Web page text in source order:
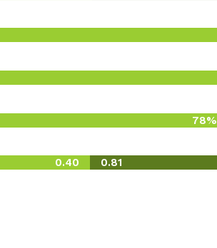
78%
0.40 0.81